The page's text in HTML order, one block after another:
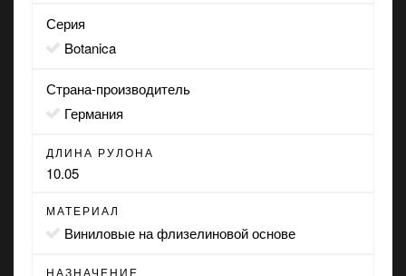
Серия
Botanica
Страна-производитель
Германия
ДЛИНА РУЛОНА
10.05
МАТЕРИАЛ
виниловые на флизелиновой основе
НАЗНАЧЕНИЕ